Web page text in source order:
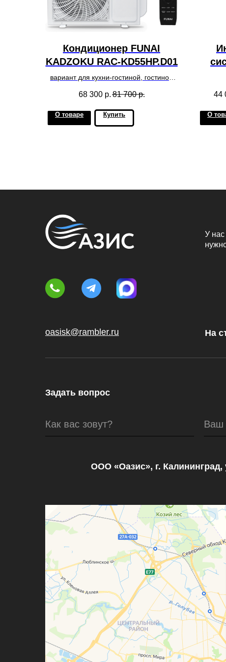
Кондиционер FUNAI
KADZOKU RAC-KD55HP.D01
вариант для кухни-гостиной, гостиной
68 300 р. 81 700 р.
О товаре Купить
44
О
Как вас зовут? Ваш
oasisk@rambler.ru
У нас
На
Задать вопрос
ООО «Оазис», г.